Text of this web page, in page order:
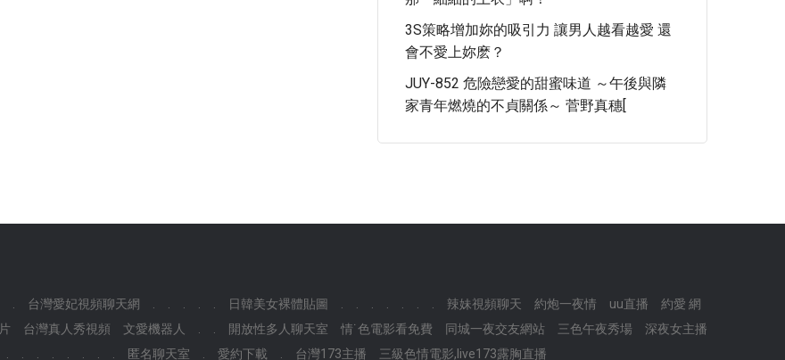
3S策略增加妳的吸引力 讓男人越看越愛 還
會不愛上妳麽？
JUY-852 危險戀愛的甜蜜味道 ～午後與隣
家青年燃燒的不貞關係～ 菅野真穗[
台灣愛妃視頻聊天網 日韓美女裸體貼圖 辣妹視頻聊天 約炮一夜情 uu直播
約愛 網
台灣真人秀視頻 文愛機器人 開放性多人聊天室 情˙色電影看免費 同城一夜交友網站 三色午夜秀場
深夜女主播
匿名聊天室 愛約下載 台灣173主播 三級色情電影,live173露胸直播